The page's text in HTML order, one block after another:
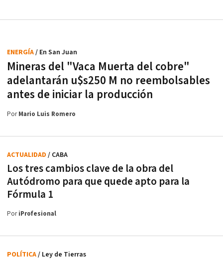
Mineras del "Vaca Muerta del cobre"
adelantarán u$s250 M no reembolsables
antes de iniciar la producción
ENERGÍA/ En San Juan
PorMario Luis Romero
Los tres cambios clave de la obra del
Autódromo para que quede apto para la
Fórmula 1
ACTUALIDAD / CABA
PoriProfesional
POLÍTICA/ Ley de Tierras